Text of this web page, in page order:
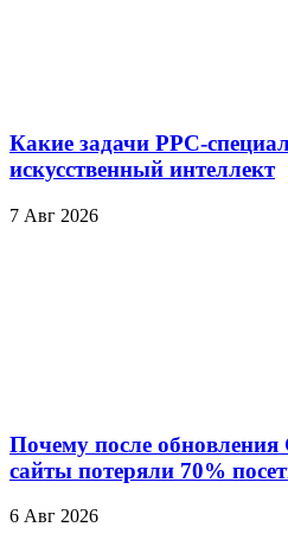
Какие задачи PPC-
искусственный интеллект
7 Авг 2026
Почему после обновления
сайты потеряли 70%
6 Авг 2026